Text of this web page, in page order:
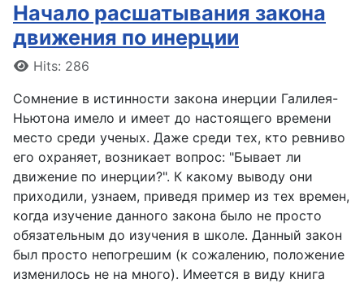
Начало расшатывания закона
движения по инерции
DetailsHits: 286
Сомнение в истинности закона инерции Галилея-
Ньютона имело и имеет до настоящего времени
место среди ученых. Даже среди тех, кто ревниво
его охраняет, возникает вопрос: "Бывает ли
движение по инерции?". К какому выводу они
приходили, узнаем, приведя пример из тех времен,
когда изучение данного закона было не просто
обязательным до изучения в школе. Данный закон
был просто непогрешим (к сожалению, положение
изменилось не на много). Имеется в виду книга